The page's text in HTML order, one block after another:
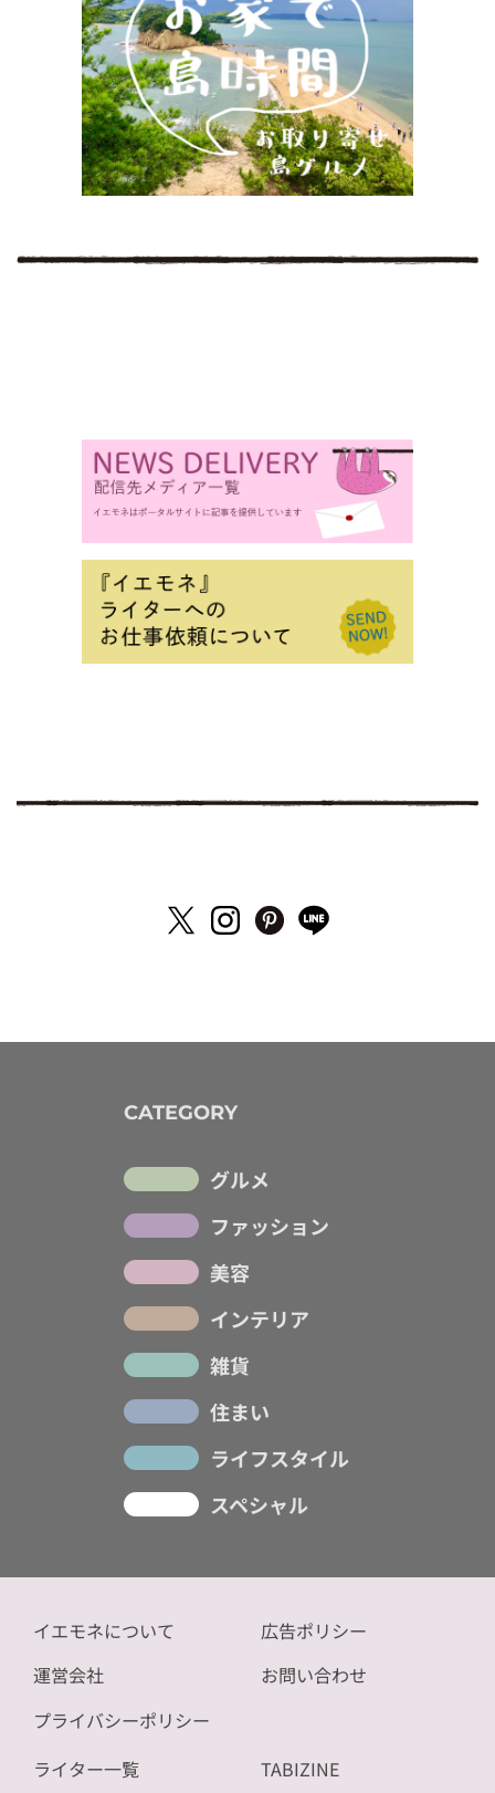
CATEGORY
グルメ
ファッション
美容
インテリア
雑貨
住まい
ライフスタイル
スペシャル
イエモネについて
運営会社
プライバシーポリシー
広告ポリシー
お問い合わせ
ライター一覧 TABIZINE